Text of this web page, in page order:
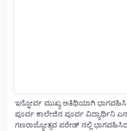
ಇನ್ನೋರ್ವ ಮುಖ್ಯ ಅತಿಥಿಯಾಗಿ
ಪೂರ್ವ ಕಾಲೇಜಿನ ಪೂರ್ವ ವಿದ್ಯಾರ್ಥಿನಿ
ಗಣರಾಜ್ಯೋತ್ಸವ ಪರೇಡ್ ನಲ್ಲಿ